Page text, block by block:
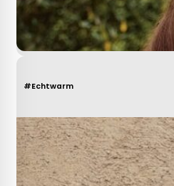
#Echtwarm